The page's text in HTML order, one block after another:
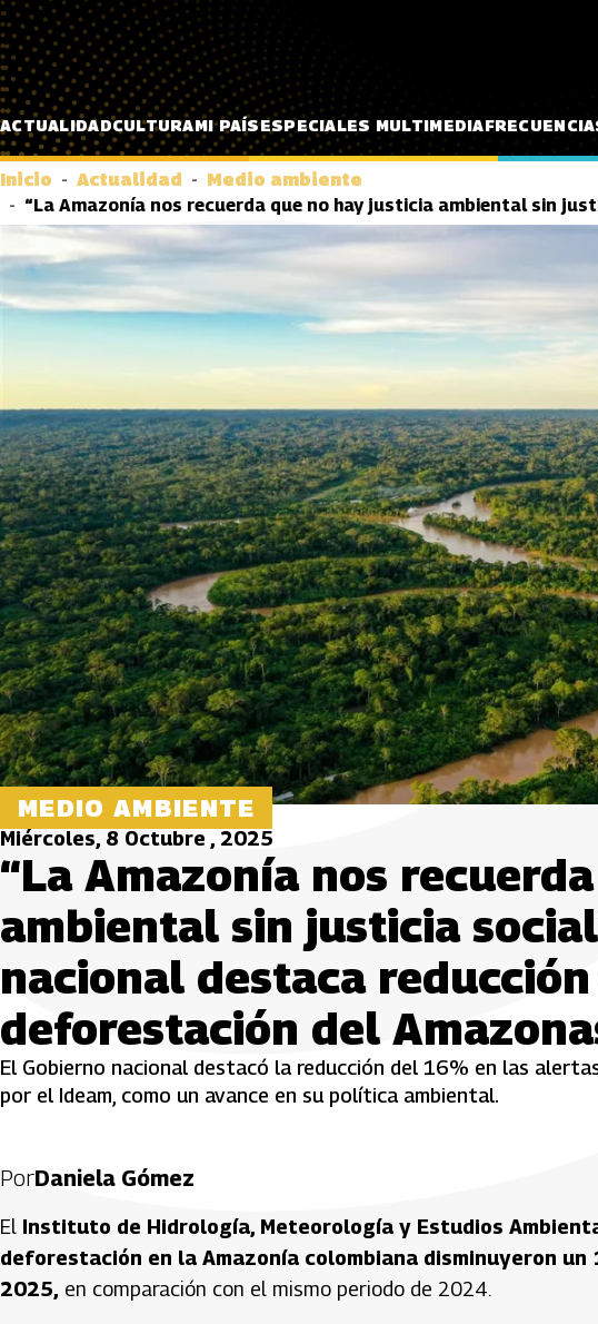
Pasar al contenido principal
ACTUALIDADCULTURAMI PAÍSESPECIALES MULTIMEDIA
Inicio Actualidad
Medio ambiente
“La Amazonía nos recuerda que no hay justicia ambiental sin
MEDIO AMBIENTE
Miércoles, 8 Octubre , 2025
“La Amazonía nos
ambiental sin justicia
nacional destaca
deforestación del
El Gobierno nacional destacó la reducción del 16% en las
por el Ideam, como un avance en su política ambiental.
PorDaniela Gómez
El Instituto de Hidrología, Meteorología y Estudios
deforestación en la Amazonía colombiana disminuyeron
2025, en comparación con el mismo periodo de 2024.